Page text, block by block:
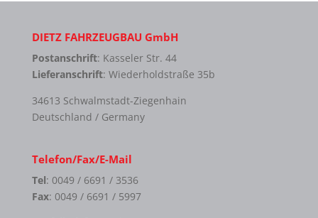
DIETZ FAHRZEUGBAU GmbH
Postanschrift: Kasseler Str. 44
Lieferanschrift: Wiederholdstraße 35b
34613 Schwalmstadt-Ziegenhain
Deutschland / Germany
Telefon/Fax/E-Mail
Tel: 0049 / 6691 / 3536
Fax: 0049 / 6691 / 5997